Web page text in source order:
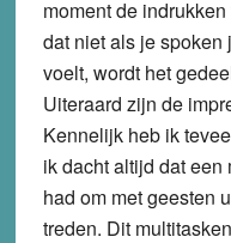
moment de
dat niet als je spoken
voelt, wordt het
Uiteraard zijn de
Kennelijk heb ik
ik dacht altijd dat een
had om met geesten
treden. Dit